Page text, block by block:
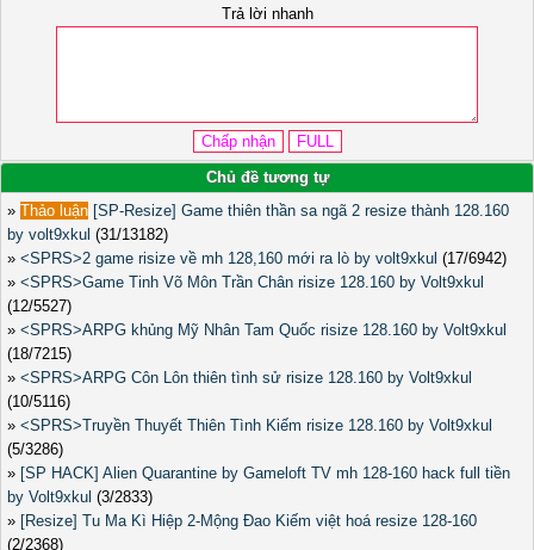
Trả lời nhanh
Chủ đề tương tự
» Thảo luận [SP-Resize] Game thiên thần sa ngã 2 resize thành 128.160
by volt9xkul (31/13182)
» <SPRS>2 game risize về mh 128,160 mới ra lò by volt9xkul (17/6942)
» <SPRS>Game Tinh Võ Môn Trần Chân risize 128.160 by Volt9xkul
(12/5527)
» <SPRS>ARPG khủng Mỹ Nhân Tam Quốc risize 128.160 by Volt9xkul
(18/7215)
» <SPRS>ARPG Côn Lôn thiên tình sử risize 128.160 by Volt9xkul
(10/5116)
» <SPRS>Truyền Thuyết Thiên Tình Kiếm risize 128.160 by Volt9xkul
(5/3286)
» [SP HACK] Alien Quarantine by Gameloft TV mh 128-160 hack full tiền
by Volt9xkul (3/2833)
» [Resize] Tu Ma Kì Hiệp 2-Mộng Đao Kiếm việt hoá resize 128-160
(2/2368)